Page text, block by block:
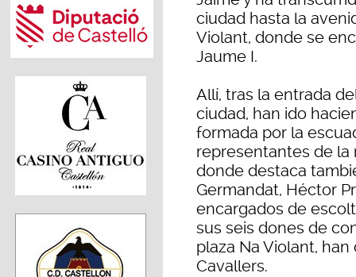
ciudad hasta la
Violant, donde se
Jaume I.
Allí, tras la entrada
ciudad, han ido
formada por la
representantes de la
donde destaca
Germandat, Héctor
encargados de
sus seis dones de
plaza Na Violant,
Cavallers.